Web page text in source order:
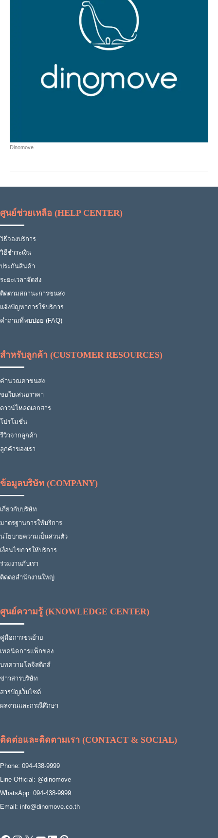
Dinomove
ศูนย์ช่วยเหลือ (HELP CENTER)
วิธีจองบริการ
วิธีชำระเงิน
ประกันสินค้า
ระยะเวลาจัดส่ง
ติดตามสถานะการขนส่ง
แจ้งปัญหาการใช้บริการ
คำถามที่พบบ่อย (FAQ)
สำหรับลูกค้า (CUSTOMER RESOURCES)
คำนวณค่าขนส่ง
ขอใบเสนอราคา
ดาวน์โหลดเอกสาร
โปรโมชั่น
รีวิวจากลูกค้า
ลูกค้าของเรา
ข้อมูลบริษัท (COMPANY)
เกี่ยวกับบริษัท
มาตรฐานการให้บริการ
นโยบายความเป็นส่วนตัว
เงื่อนไขการให้บริการ
ร่วมงานกับเรา
ติดต่อสำนักงานใหญ่
ศูนย์ความรู้ (KNOWLEDGE CENTER)
คู่มือการขนย้าย
เทคนิคการแพ็กของ
บทความโลจิสติกส์
ข่าวสารบริษัท
สารบัญเว็บไซต์
ผลงานและกรณีศึกษา
ติดต่อและติดตามเรา (CONTACT & SOCIAL)
Phone: 094-438-9999
Line Official: @dinomove
WhatsApp: 094-438-9999
Email: info@dinomove.co.th